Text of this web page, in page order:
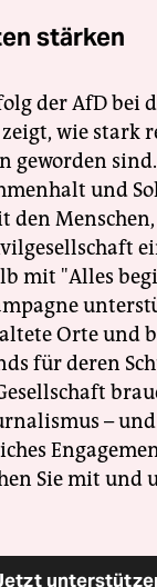
stärken
der AfD bei
wie stark
geworden
und
den
mit "Alles
Orte und
für deren
– und
Sie mit und